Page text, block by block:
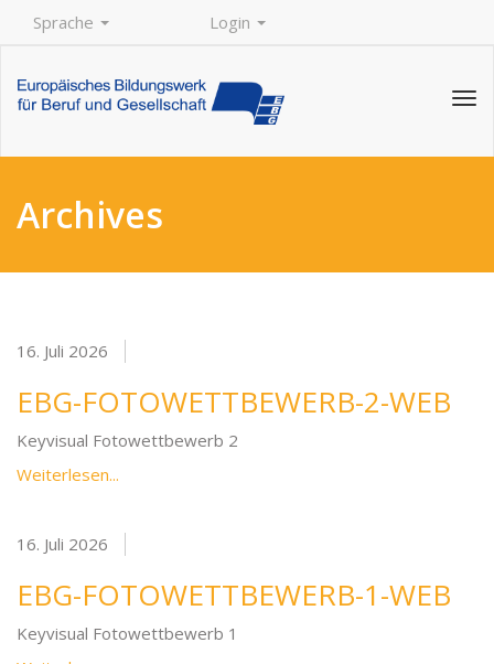
Sprache Login
Archives
16. Juli 2026
EBG-FOTOWETTBEWERB-2-WEB
Keyvisual Fotowettbewerb 2
Weiterlesen...
16. Juli 2026
EBG-FOTOWETTBEWERB-1-WEB
Keyvisual Fotowettbewerb 1